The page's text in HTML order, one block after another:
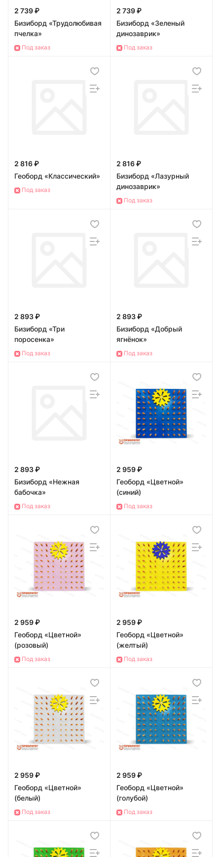
2 739 ₽
Бизиборд «Трудолюбивая
пчелка»
Под заказ
2 739 ₽
Бизиборд «Зеленый
динозаврик»
Под заказ
2 816 ₽
Геоборд «Классический»
Под заказ
2 816 ₽
Бизиборд «Лазурный
динозаврик»
Под заказ
2 893 ₽
Бизиборд «Три
поросенка»
Под заказ
2 893 ₽
Бизиборд «Добрый
ягнёнок»
Под заказ
2 893 ₽
Бизиборд «Нежная
бабочка»
Под заказ
2 959 ₽
Геоборд «Цветной»
(синий)
Под заказ
2 959 ₽
Геоборд «Цветной»
(розовый)
Под заказ
2 959 ₽
Геоборд «Цветной»
(желтый)
Под заказ
2 959 ₽
Геоборд «Цветной»
(белый)
Под заказ
2 959 ₽
Геоборд «Цветной»
(голубой)
Под заказ